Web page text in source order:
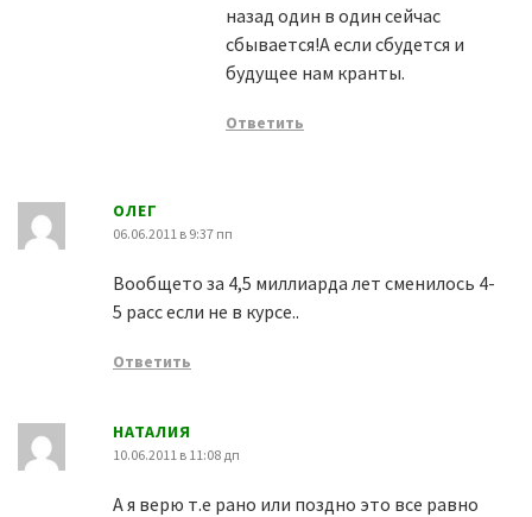
назад один в один сейчас
сбывается!А если сбудется и
будущее нам кранты.
Ответить
ОЛЕГ
06.06.2011 в 9:37 пп
Вообщето за 4,5 миллиарда лет сменилось 4-
5 расс если не в курсе..
Ответить
НАТАЛИЯ
10.06.2011 в 11:08 дп
А я верю т.е рано или поздно это все равно